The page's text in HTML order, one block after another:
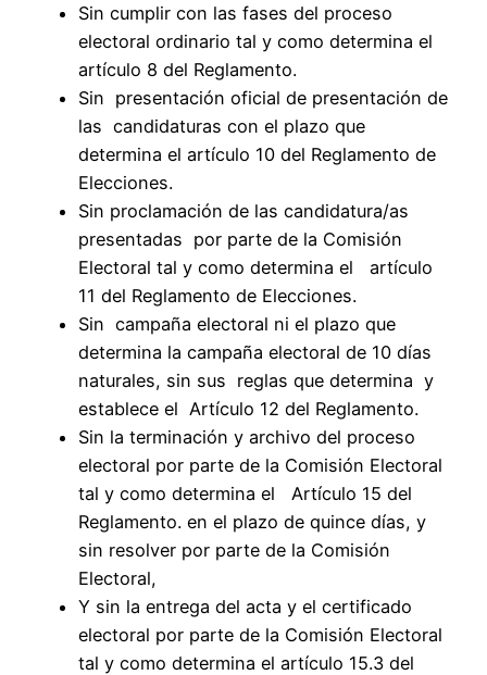
Sin cumplir con las fases del proceso
electoral ordinario tal y como determina el
artículo 8 del Reglamento.
Sin presentación oficial de presentación de
las candidaturas con el plazo que
determina el artículo 10 del Reglamento de
Elecciones.
Sin proclamación de las candidatura/as
presentadas por parte de la Comisión
Electoral tal y como determina el artículo
11 del Reglamento de Elecciones.
Sin campaña electoral ni el plazo que
determina la campaña electoral de 10 días
naturales, sin sus reglas que determina y
establece el Artículo 12 del Reglamento.
Sin la terminación y archivo del proceso
electoral por parte de la Comisión Electoral
tal y como determina el Artículo 15 del
Reglamento. en el plazo de quince días, y
sin resolver por parte de la Comisión
Electoral,
Y sin la entrega del acta y el certificado
electoral por parte de la Comisión Electoral
tal y como determina el artículo 15.3 del